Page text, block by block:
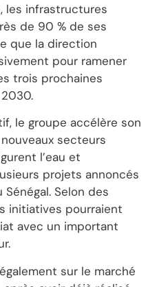
les infrastructures
de 90 % de ses
que la direction
pour ramener
trois prochaines
le groupe accélère son
secteurs
l’eau et
projets annoncés
Selon des
initiatives pourraient
avec un important
sur le marché